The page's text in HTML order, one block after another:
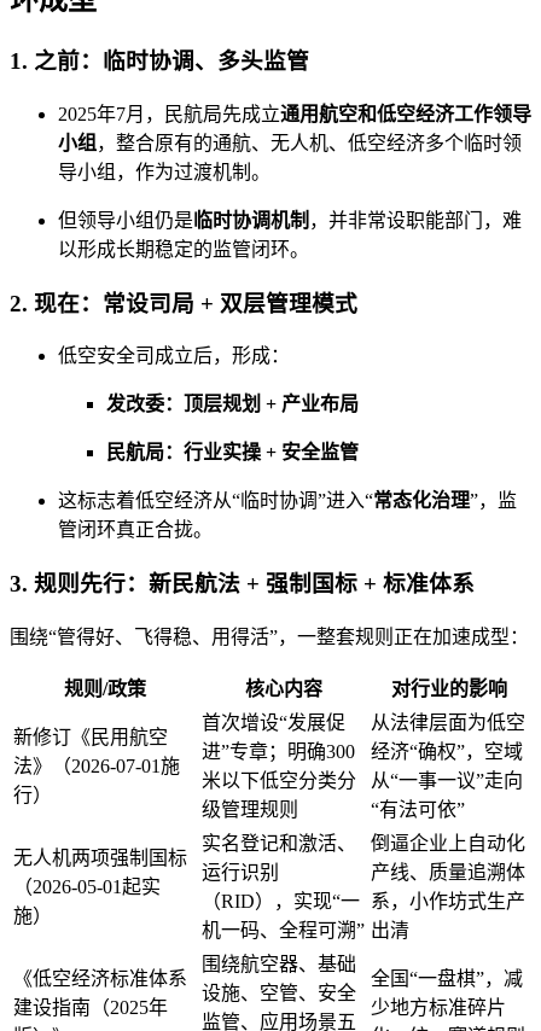
1. 之前：临时协调、多头监管
2025年7月，民航局先成立通用航空和低空经济工作领导
小组 ，整合原有的通航、无人机、低空经济多个临时领
导小组，作为过渡机制。
但领导小组仍是 临时协调机制 ，并非常设职能部门，难
以形成长期稳定的监管闭环。
2. 现在：常设司局 + 双层管理模式
低空安全司成立后，形成：
发改委：顶层规划 + 产业布局
民航局：行业实操 + 安全监管
这标志着低空经济从“临时协调”进入“常态化治理”，监
管闭环真正合拢。
3. 规则先行：新民航法 + 强制国标 + 标准体系
围绕“管得好、飞得稳、用得活”，一整套规则正在加速成型：
规则/政策 核心内容 对行业的影响
新修订《民用航空
法》（2026-07-01施
行）
首次增设“发展促
进”专章；明确300
米以下低空分类分
级管理规则
从法律层面为低空
经济“确权”，空域
从“一事一议”走向
“有法可依”
无人机两项强制国标
（2026-05-01起实
施）
实名登记和激活、
运行识别
（RID），实现“一
机一码、全程可溯”
倒逼企业上自动化
产线、质量追溯体
系，小作坊式生产
出清
《低空经济标准体系
建设指南（2025年
围绕航空器、基础
设施、空管、安全
监管、应用场景五
全国“一盘棋”，减
少地方标准碎片